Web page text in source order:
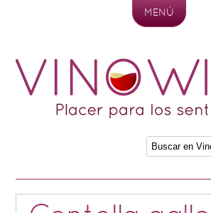
MENÚ